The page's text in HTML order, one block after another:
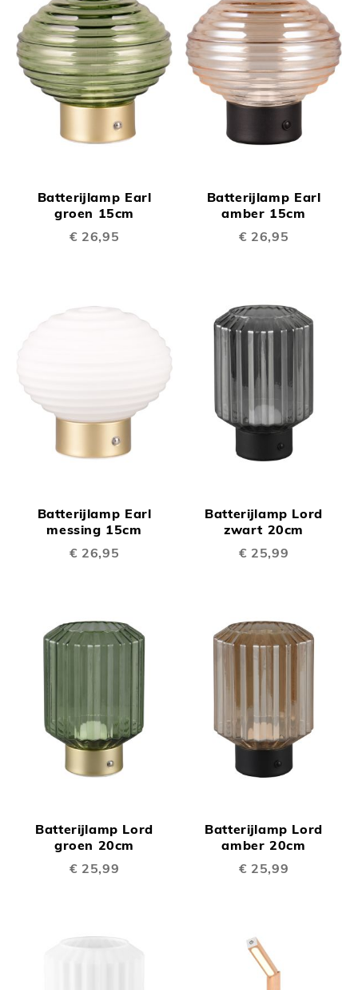
Batterijlamp Earl
groen 15cm
€ 26,95
Batterijlamp Earl
amber 15cm
€ 26,95
Batterijlamp Earl
messing 15cm
€ 26,95
Batterijlamp Lord
zwart 20cm
€ 25,99
Batterijlamp Lord
groen 20cm
€ 25,99
Batterijlamp Lord
amber 20cm
€ 25,99